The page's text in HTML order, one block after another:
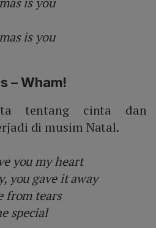
is you
– Wham!
tentang cinta dan
di musim Natal.
you my heart
you gave it away
from tears
special